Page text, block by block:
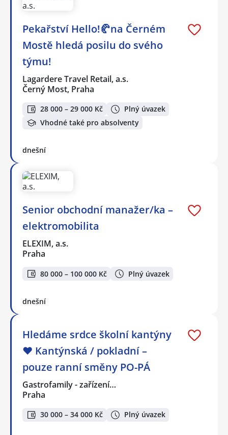
Pekařství Hello!🥐na Černém
Mostě hledá posilu do svého
týmu!
Lagardere Travel Retail, a.s.
Černý Most, Praha
28 000 – 29 000 Kč
Plný úvazek
Vhodné také pro absolventy
dnešní
Senior obchodní manažer/ka –
elektromobilita
ELEXIM, a.s.
Praha
80 000 – 100 000 Kč Plný úvazek
dnešní
Hledáme srdce školní kantýny
❤️ Kantýnská / pokladní –
pouze ranní směny PO-PÁ
Gastrofamily - zařízení…
Praha
30 000 – 34 000 Kč Plný úvazek